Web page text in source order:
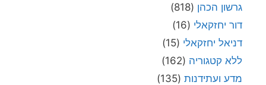
גרשון הכהן (818)
דור יחזקאלי (16)
דניאל יחזקאלי (15)
ללא קטגוריה (162)
מדע ועתידנות (135)